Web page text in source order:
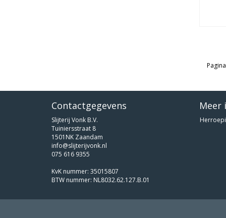
Contactgegevens
Slijterij Vonk B.V.
Tuiniersstraat 8
1501NK Zaandam
info@slijterijvonk.nl
075 616 9355
KvK nummer: 35015807
BTW nummer: NL8032.62.127.B.01
Meer